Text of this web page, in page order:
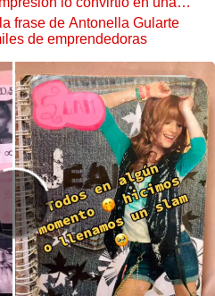
coleccionistas de todo el
frase de Antonella Gularte
de emprendedoras